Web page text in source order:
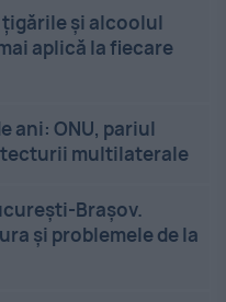
și alcoolul
aplică la fiecare
ani: ONU, pariul
multilaterale
Brașov.
și problemele de la